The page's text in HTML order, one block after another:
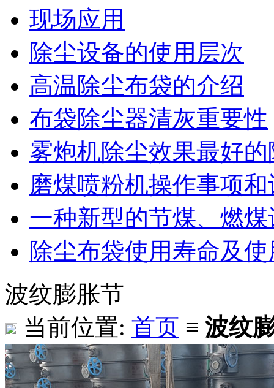
现场应用
除尘设备的使用层次
高温除尘布袋的介绍
布袋除尘器清灰重要性
雾炮机除尘效果最好
磨煤喷粉机操作事项
一种新型的节煤、燃
除尘布袋使用寿命及
波纹膨胀节
当前位置: 首页 ≡ 波纹